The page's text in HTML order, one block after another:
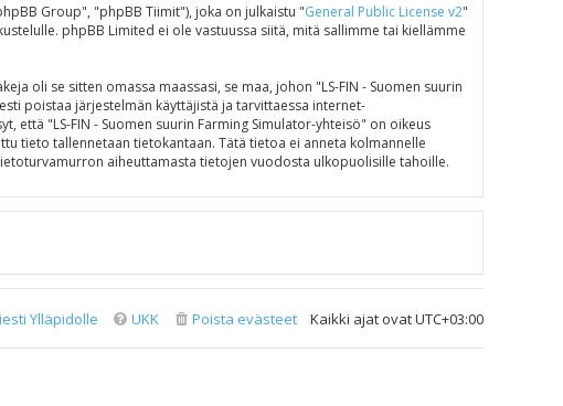
Group", "phpBB Tiimit"), joka on julkaistu "General Public License v2"
phpBB Limited ei ole vastuussa siitä, mitä sallimme tai kiellämme
oli se sitten omassa maassasi, se maa, johon "LS-FIN - Suomen suurin
poistaa järjestelmän käyttäjistä ja tarvittaessa internet-
että "LS-FIN - Suomen suurin Farming Simulator-yhteisö" on oikeus
tieto tallennetaan tietokantaan. Tätä tietoa ei anneta kolmannelle
aiheuttamasta tietojen vuodosta ulkopuolisille tahoille.
Kaikki ajat ovatUTC+03:00
Poista evästeet
UKK
Ylläpidolle